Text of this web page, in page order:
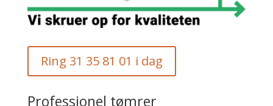
Ring 31 35 81 01 i dag
Professionel tømrer